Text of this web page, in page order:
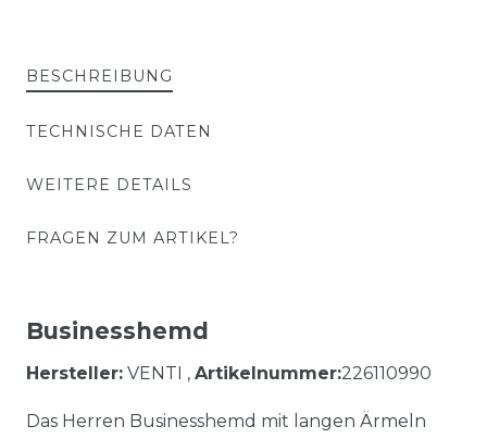
BESCHREIBUNG
TECHNISCHE DATEN
WEITERE DETAILS
FRAGEN ZUM ARTIKEL?
Businesshemd
Hersteller: VENTI , Artikelnummer:226110990
Das Herren Businesshemd mit langen Ärmeln